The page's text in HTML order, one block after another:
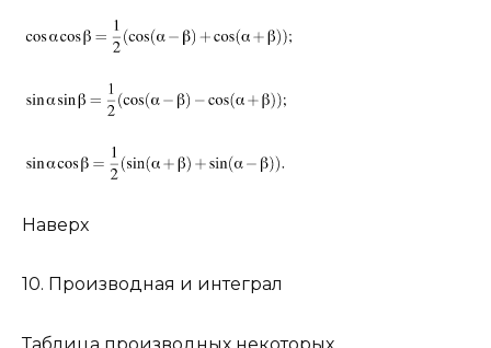
Наверх
10. Производная и интеграл
Таблица производных некоторых